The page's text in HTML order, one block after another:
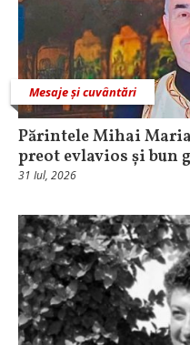
Mesaje și cuvântări
Părintele Mihai
preot evlavios și bun
31 Iul, 2026